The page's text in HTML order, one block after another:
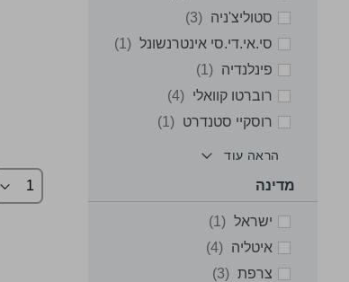
סטוליצ'ניה
3
items
סי.אי.די.סי אינטרנשונל
1
item
פינלנדיה
1
item
רוברטו קוואלי
4
items
רוסקיי סטנדרט
1
item
הראה עוד
מדינה
ישראל 1
item
איטליה
4
items
צרפת
3
items